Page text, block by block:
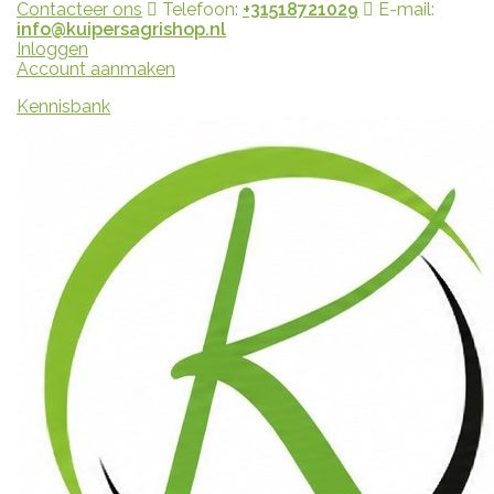
Contacteer ons Telefoon: +31518721029
E-mail:
info@kuipersagrishop.nl
Inloggen
Account aanmaken
Kennisbank